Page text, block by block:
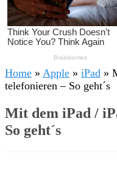
Home » Apple » iPad »
telefonieren – So geht´s
Mit dem iPad /
So geht´s